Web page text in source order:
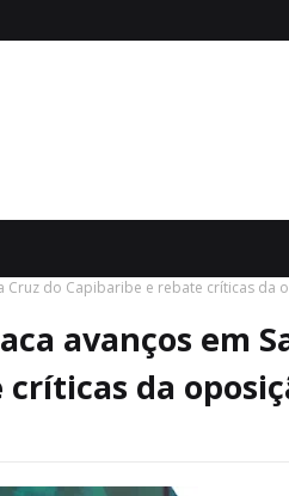
Cruz do Capibaribe e rebate críticas da
avanços em
da